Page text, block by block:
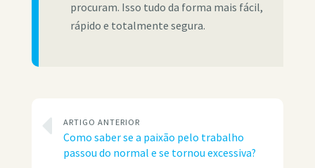
procuram. Isso tudo da forma mais fácil,
rápido e totalmente segura.
ARTIGO ANTERIOR
Como saber se a paixão pelo trabalho
passou do normal e se tornou excessiva?